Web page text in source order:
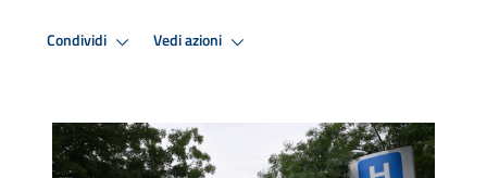
Condividi Vedi azioni